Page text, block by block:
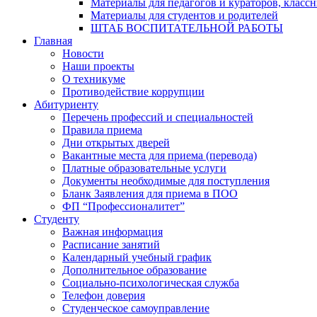
Материалы для педагогов и кураторов,
Материалы для студентов и родителей
ШТАБ ВОСПИТАТЕЛЬНОЙ РАБОТЫ
Главная
Новости
Наши проекты
О техникуме
Противодействие коррупции
Абитуриенту
Перечень профессий и специальностей
Правила приема
Дни открытых дверей
Вакантные места для приема (перевода)
Платные образовательные услуги
Документы необходимые для поступления
Бланк Заявления для приема в ПОО
ФП “Профессионалитет”
Студенту
Важная информация
Расписание занятий
Календарный учебный график
Дополнительное образование
Социально-психологическая служба
Телефон доверия
Студенческое самоуправление